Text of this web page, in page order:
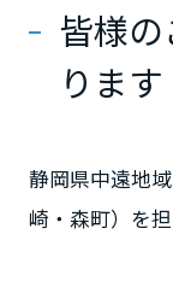
こ
多彩な動画やこだわ
まいづくりを楽しく
ミサワゼネラルソ
ミサワオーナーズク
中途採用
障がい者採用
皆様
ります
静岡県中遠地
崎・森町）を
群馬県
埼玉県